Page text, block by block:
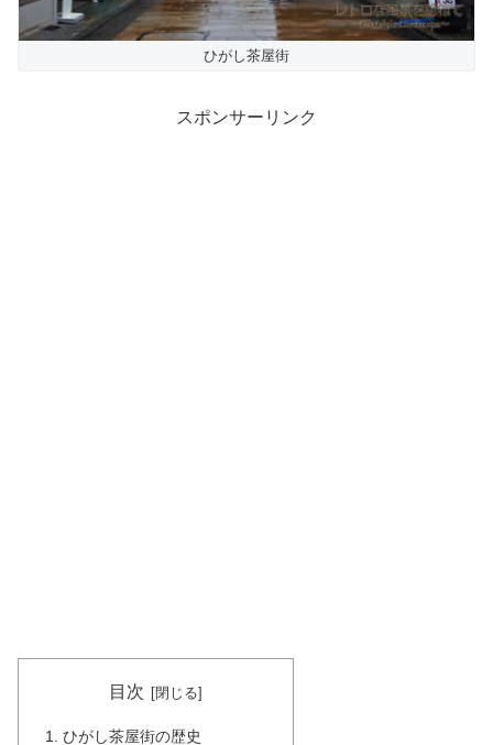
ひがし茶屋街
スポンサーリンク
目次
ひがし茶屋街の歴史